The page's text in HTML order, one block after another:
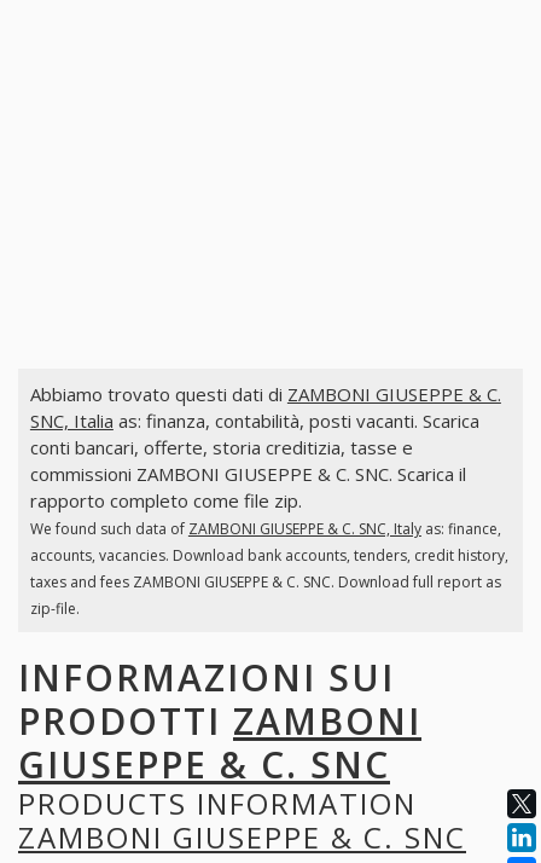
Abbiamo trovato questi dati di ZAMBONI GIUSEPPE & C.
SNC, Italia as: finanza, contabilità, posti vacanti. Scarica
conti bancari, offerte, storia creditizia, tasse e
commissioni ZAMBONI GIUSEPPE & C. SNC. Scarica il
rapporto completo come file zip.
We found such data of ZAMBONI GIUSEPPE & C. SNC, Italyas: finance,
accounts, vacancies. Download bank accounts, tenders, credit history,
taxes and fees ZAMBONI GIUSEPPE & C. SNC. Download full report as
zip-file.
INFORMAZIONI SUI
PRODOTTI ZAMBONI
GIUSEPPE & C. SNC
PRODUCTS INFORMATION
ZAMBONI GIUSEPPE & C. SNC